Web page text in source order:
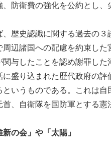
防衛費の強化を公約とし、
歴史認識に関する過去の３
辺諸国への配慮を約束し
与したことを認め謝罪し
盛り込まれた歴代政府の評
というものである。これは
、自衛隊を国防軍とする憲
の会」や「太陽」